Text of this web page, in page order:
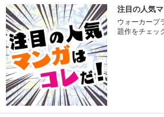
注目の人気
ウォーカープ
題作をチェッ